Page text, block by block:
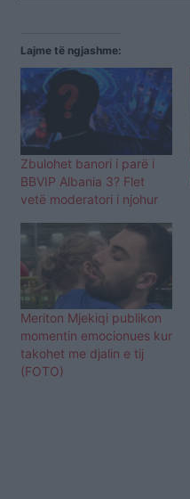
Lajme të ngjashme:
Zbulohet banori i parë i
BBVIP Albania 3? Flet
vetë moderatori i njohur
Meriton Mjekiqi publikon
momentin emocionues kur
takohet me djalin e tij
(FOTO)